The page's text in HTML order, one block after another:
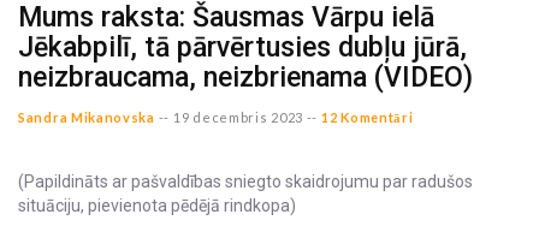
Mums raksta: Šausmas Vārpu ielā
Jēkabpilī, tā pārvērtusies dubļu jūrā,
neizbraucama, neizbrienama (VIDEO)
Sandra Mikanovska -- 19 decembris 2023 -- 12 Komentāri
(Papildināts ar pašvaldības sniegto skaidrojumu par radušos
situāciju, pievienota pēdējā rindkopa)